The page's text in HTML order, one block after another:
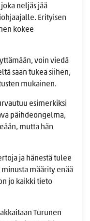
neljäs jää
Erityisen
kokee
voin viedä
saan tukea siihen,
mukainen.
esimerkiksi
päihdeongelma,
mutta hän
ja hänestä tulee
määrity enää
jo kaikki tieto
Turunen